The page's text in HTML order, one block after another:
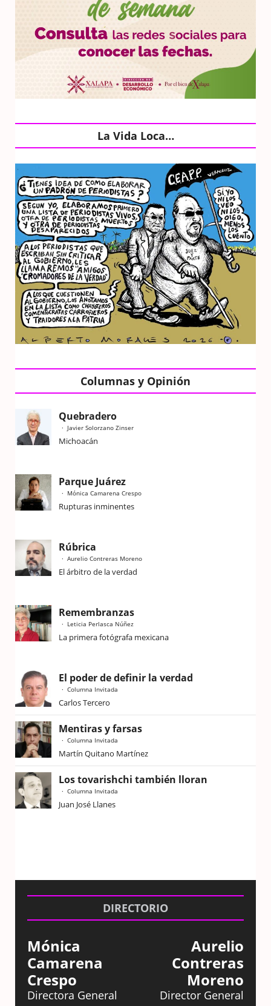
La Vida Loca…
Columnas y Opinión
Quebradero
Javier Solorzano Zinser
Michoacán
Parque Juárez
Mónica Camarena Crespo
Rupturas inminentes
Rúbrica
Aurelio Contreras Moreno
El árbitro de la verdad
Remembranzas
Leticia Perlasca Núñez
La primera fotógrafa mexicana
El poder de definir la verdad
Columna Invitada
Carlos Tercero
Mentiras y farsas
Columna Invitada
Martín Quitano Martínez
Los tovarishchi también lloran
Columna Invitada
Juan José Llanes
DIRECTORIO
Mónica
Camarena
Crespo
Directora General
Aurelio
Contreras
Moreno
Director General